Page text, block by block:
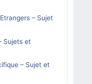
– Sujet
Sujets et
– Sujet et